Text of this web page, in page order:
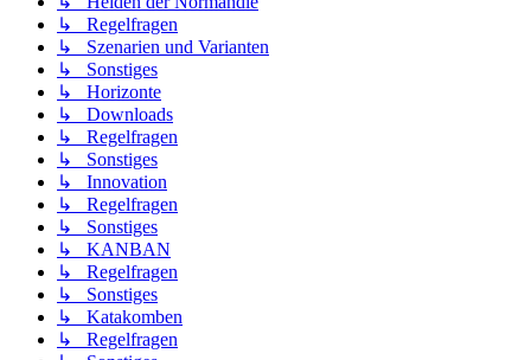
↳ Regelfragen
↳ Szenarien und Varianten
↳ Sonstiges
↳ Horizonte
↳ Downloads
↳ Regelfragen
↳ Sonstiges
↳ Innovation
↳ Regelfragen
↳ Sonstiges
↳ KANBAN
↳ Regelfragen
↳ Sonstiges
↳ Katakomben
↳ Regelfragen